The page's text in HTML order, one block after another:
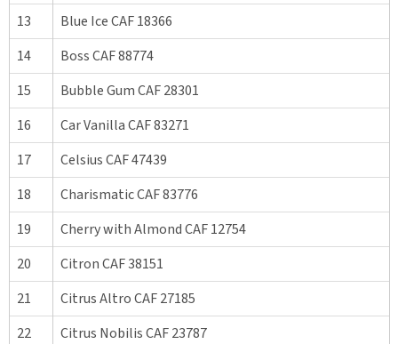
13
Blue Ice CAF 18366
14
Boss CAF 88774
15
Bubble Gum CAF 28301
16
Car Vanilla CAF 83271
17
Celsius CAF 47439
18
Charismatic CAF 83776
19
Cherry with Almond CAF 12754
20
Citron CAF 38151
21
Citrus Altro CAF 27185
22
Citrus Nobilis CAF 23787